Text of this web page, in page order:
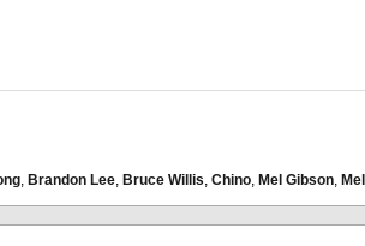
, Brandon Lee, Bruce Willis, Chino, Mel Gibson,